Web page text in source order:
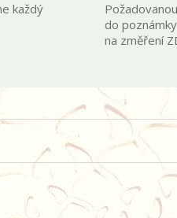
každý
do
na změření